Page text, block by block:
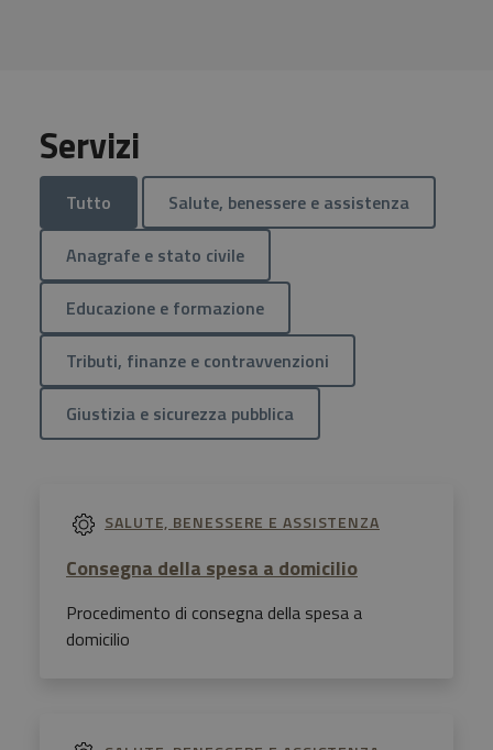
Servizi
Tutto
Salute, benessere e assistenza
Anagrafe e stato civile
Educazione e formazione
Tributi, finanze e contravvenzioni
Giustizia e sicurezza pubblica
SALUTE, BENESSERE E ASSISTENZA
Consegna della spesa a domicilio
Procedimento di consegna della spesa a
domicilio